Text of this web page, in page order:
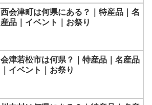
西会津町は何県にある？｜特産品｜名
産品｜イベント｜お祭り
会津若松市は何県？｜特産品｜名産品
｜イベント｜お祭り